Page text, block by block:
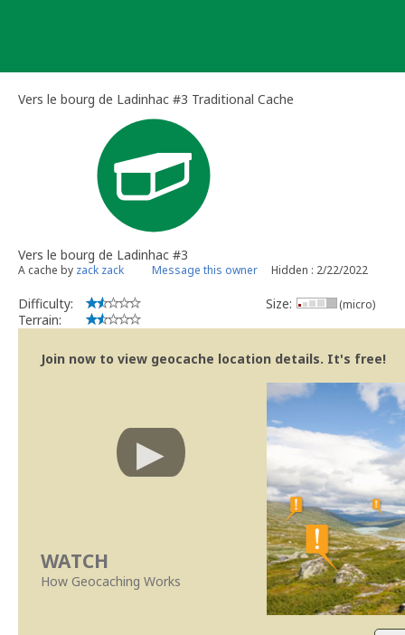
Vers le bourg de Ladinhac #3 Traditional Cache
Vers le bourg de Ladinhac #3
A cache by zack zack Message this owner Hidden : 2/22/2022
Difficulty:
Terrain:
Size: (micro)
Join now to view geocache location details. It's free!
WATCH
How Geocaching Works